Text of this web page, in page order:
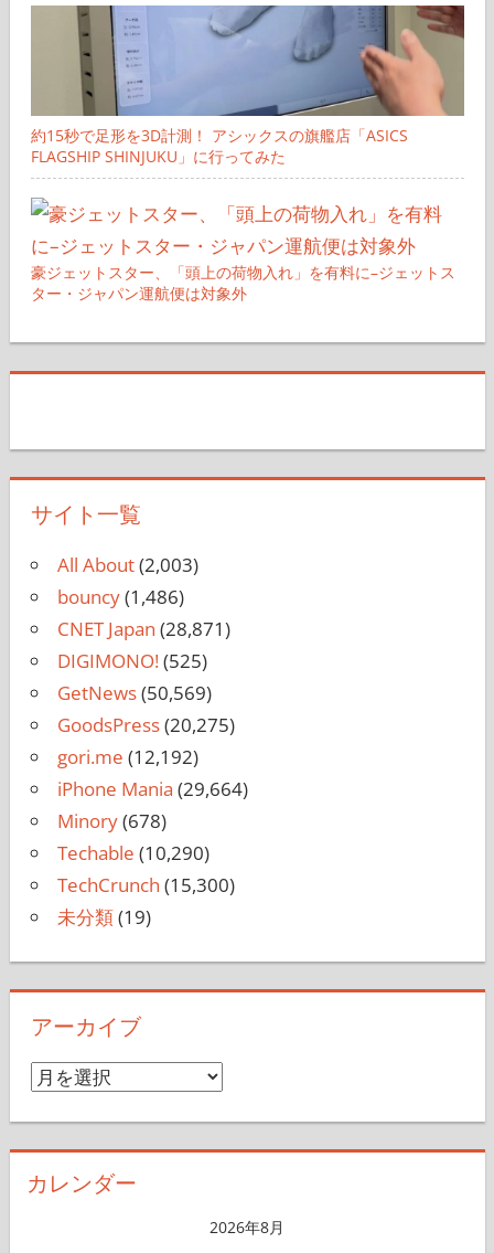
約15秒で足形を3D計測！ アシックスの旗艦店「ASICS
FLAGSHIP SHINJUKU」に行ってみた
豪ジェットスター、「頭上の荷物入れ」を有料に–ジェットス
ター・ジャパン運航便は対象外
サイト一覧
All About(2,003)
bouncy(1,486)
CNET Japan (28,871)
DIGIMONO!(525)
GetNews(50,569)
GoodsPress(20,275)
gori.me (12,192)
iPhone Mania (29,664)
Minory(678)
Techable (10,290)
TechCrunch (15,300)
未分類(19)
アーカイブ
ア
イ
カレンダー
2026年8月